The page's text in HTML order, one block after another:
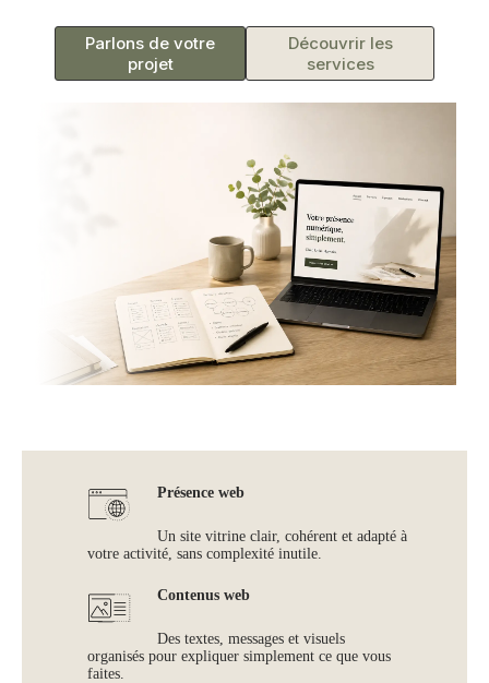
Parlons de votre
projet
Découvrir les
services
Présence web
Un site vitrine clair, cohérent et adapté à
votre activité, sans complexité inutile.
Contenus web
Des textes, messages et visuels
organisés pour expliquer simplement ce que vous
faites.